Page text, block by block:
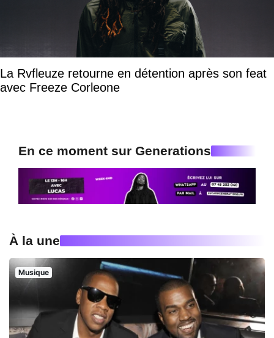
La Rvfleuze retourne en détention après son feat
avec Freeze Corleone
En ce moment sur Generations
À la une
Musique